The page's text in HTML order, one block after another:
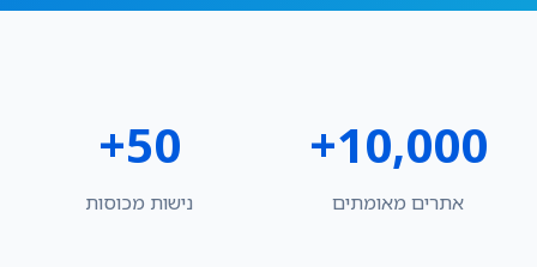
10,000+
אתרים מאומתים
50+
נישות מכוסות